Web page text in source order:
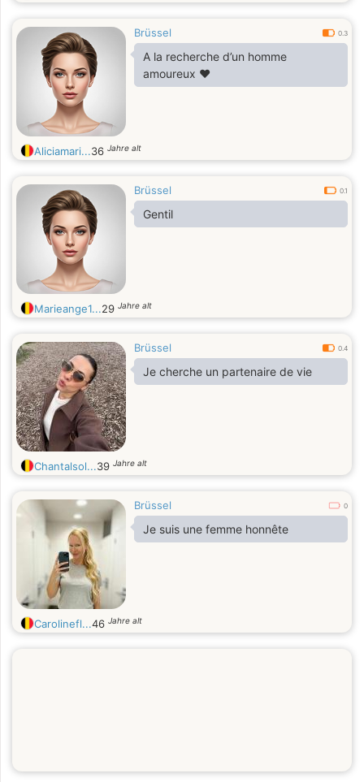
s’investir dans une vraie relation.
Brüssel 0.3
A la recherche d’un homme
amoureux ❤️
Aliciamari...36 Jahre alt
Brüssel 0.1
Gentil
Marieange1...29 Jahre alt
Brüssel 0.4
Je cherche un partenaire de vie
Chantalsol...39 Jahre alt
Brüssel 0
Je suis une femme honnête
Carolinefl...46 Jahre alt